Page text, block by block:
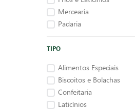
Mercearia
Padaria
Alimentos Especiais
Biscoitos e Bolachas
Confeitaria
Laticínios